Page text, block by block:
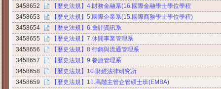
3458652
【歷史法規】4.財務金融系(16.國際金融學士學位學程
3458653
【歷史法規】5.國際企業系(15.國際商務學士學位學程)
3458654
【歷史法規】6.會計資訊系
3458655
【歷史法規】7.休閒事業管理系
3458656
【歷史法規】8.行銷與流通管理系
3458657
【歷史法規】9.餐旅管理系
3458658
【歷史法規】10.財經法律研究所
3458659
【歷史法規】11.高階主管企管碩士班(EMBA)